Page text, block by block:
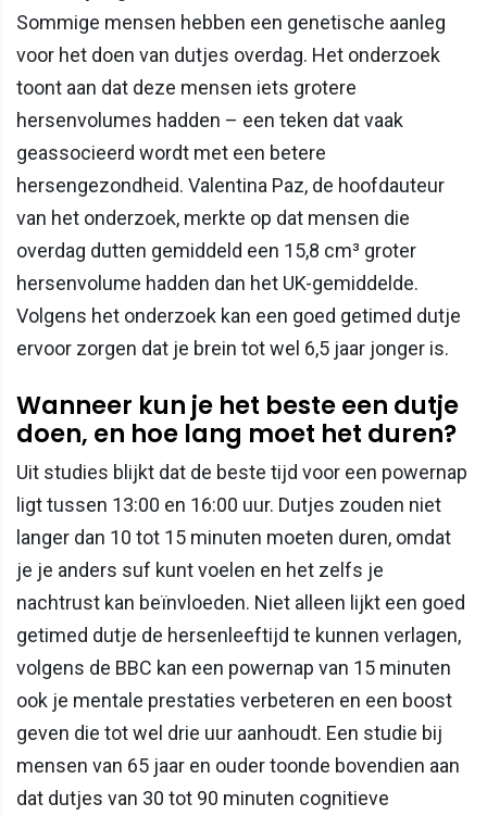
Sommige mensen hebben een genetische aanleg
voor het doen van dutjes overdag. Het onderzoek
toont aan dat deze mensen iets grotere
hersenvolumes hadden – een teken dat vaak
geassocieerd wordt met een betere
hersengezondheid. Valentina Paz, de hoofdauteur
van het onderzoek, merkte op dat mensen die
overdag dutten gemiddeld een 15,8 cm³ groter
hersenvolume hadden dan het UK-gemiddelde.
Volgens het onderzoek kan een goed getimed dutje
ervoor zorgen dat je brein tot wel 6,5 jaar jonger is.
Wanneer kun je het beste een dutje
doen, en hoe lang moet het duren?
Uit studies blijkt dat de beste tijd voor een powernap
ligt tussen 13:00 en 16:00 uur. Dutjes zouden niet
langer dan 10 tot 15 minuten moeten duren, omdat
je je anders suf kunt voelen en het zelfs je
nachtrust kan beïnvloeden. Niet alleen lijkt een goed
getimed dutje de hersenleeftijd te kunnen verlagen,
volgens de BBC kan een powernap van 15 minuten
ook je mentale prestaties verbeteren en een boost
geven die tot wel drie uur aanhoudt. Een studie bij
mensen van 65 jaar en ouder toonde bovendien aan
dat dutjes van 30 tot 90 minuten cognitieve